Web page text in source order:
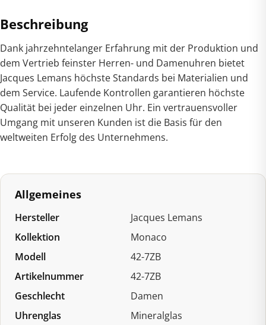
Beschreibung
Dank jahrzehntelanger Erfahrung mit der Produktion und
dem Vertrieb feinster Herren- und Damenuhren bietet
Jacques Lemans höchste Standards bei Materialien und
dem Service. Laufende Kontrollen garantieren höchste
Qualität bei jeder einzelnen Uhr. Ein vertrauensvoller
Umgang mit unseren Kunden ist die Basis für den
weltweiten Erfolg des Unternehmens.
Allgemeines
Hersteller
Jacques Lemans
Kollektion
Monaco
Modell
42-7ZB
Artikelnummer
42-7ZB
Geschlecht
Damen
Uhrenglas
Mineralglas